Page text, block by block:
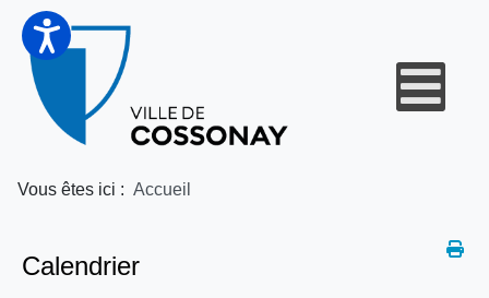
Vous êtes ici : Accueil
Calendrier